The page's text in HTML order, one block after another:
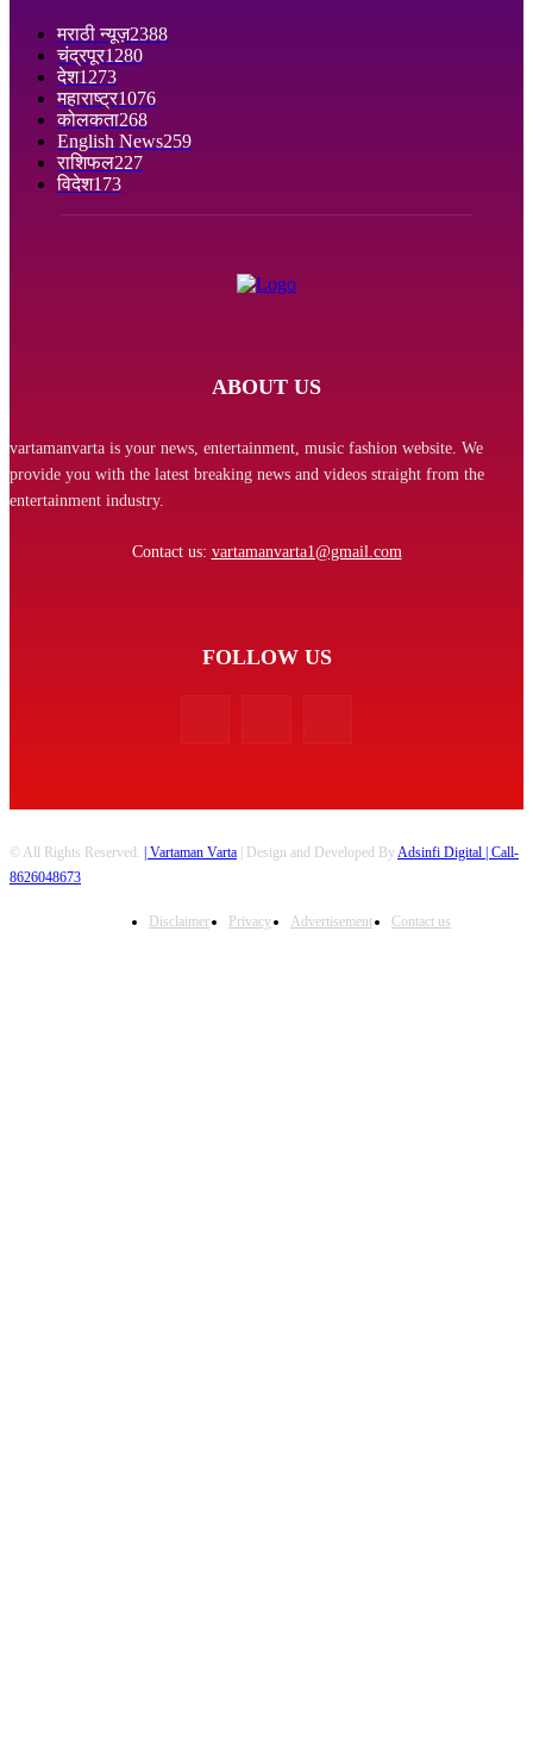
मराठी न्यूज़2388
चंद्रपूर1280
देश1273
महाराष्ट्र1076
कोलकता268
English News259
राशिफल227
विदेश173
ABOUT US
vartamanvarta is your news, entertainment, music fashion website. We
provide you with the latest breaking news and videos straight from the
entertainment industry.
Contact us: vartamanvarta1@gmail.com
FOLLOW US
© All Rights Reserved. | Vartaman Varta | Design and Developed ByAdsinfi Digital | Call-
8626048673
Disclaimer Privacy Advertisement Contact us